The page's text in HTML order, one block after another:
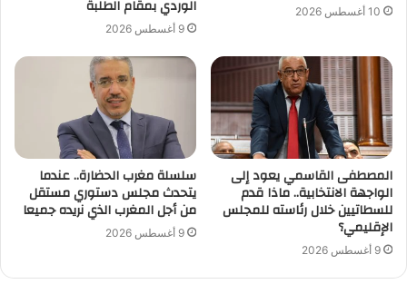
10 أغسطس 2026 الوردي بمقام الطلبة
9 أغسطس 2026
المصطفى القاسمي يعود إلى
الواجهة الانتخابية.. ماذا قدم
للسطاتيين خلال رئاسته للمجلس
الإقليمي؟
9 أغسطس 2026
سلسلة مغرب الحضارة.. عندما
يتحدث مجلس دستوري مستقل
من أجل المغرب الذي نريده جميعا
9 أغسطس 2026